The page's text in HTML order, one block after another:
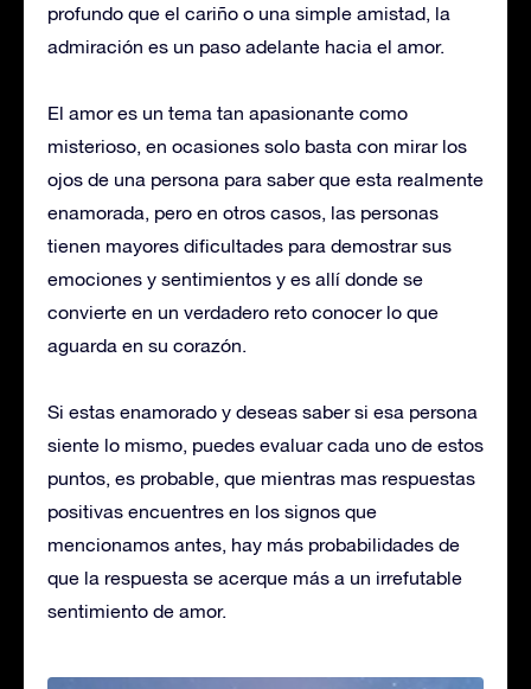
profundo que el cariño o una simple amistad, la
admiración es un paso adelante hacia el amor.
El amor es un tema tan apasionante como
misterioso, en ocasiones solo basta con mirar los
ojos de una persona para saber que esta realmente
enamorada, pero en otros casos, las personas
tienen mayores dificultades para demostrar sus
emociones y sentimientos y es allí donde se
convierte en un verdadero reto conocer lo que
aguarda en su corazón.
Si estas enamorado y deseas saber si esa persona
siente lo mismo, puedes evaluar cada uno de estos
puntos, es probable, que mientras mas respuestas
positivas encuentres en los signos que
mencionamos antes, hay más probabilidades de
que la respuesta se acerque más a un irrefutable
sentimiento de amor.